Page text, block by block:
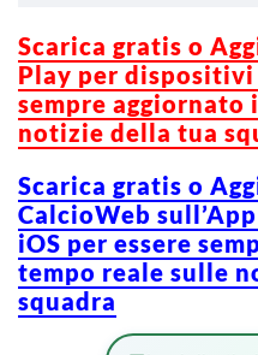
Scarica gratis o
Play per
sempre aggiornato
notizie della tua
Scarica gratis o
CalcioWeb
iOS per essere
tempo reale sulle
squadra